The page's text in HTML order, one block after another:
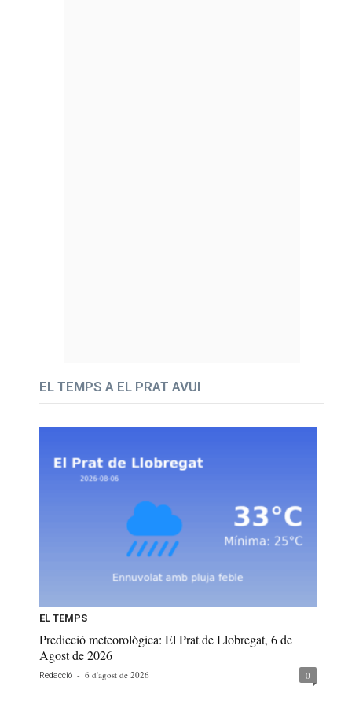
EL TEMPS A EL PRAT AVUI
EL TEMPS
Predicció meteorològica: El Prat de Llobregat, 6 de
Agost de 2026
Redacció - 6 d'agost de 2026 0